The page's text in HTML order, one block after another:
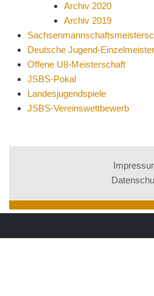
Archiv 2020
Archiv 2019
Deutsche Jugend-
Offene U8-Meisterschaft
JSBS-Pokal
Landesjugendspiele
JSBS-Vereinswettbewerb